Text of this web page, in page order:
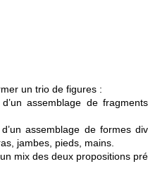
un trio de figures :
assemblage de
assemblage de formes
jambes, pieds, mains.
mix des deux propositions